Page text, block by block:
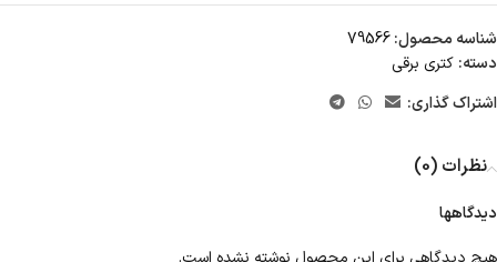
شناسه محصول:79566
دسته: کتری برقی
اشتراک گذاری:
نظرات (0)
دیدگاهها